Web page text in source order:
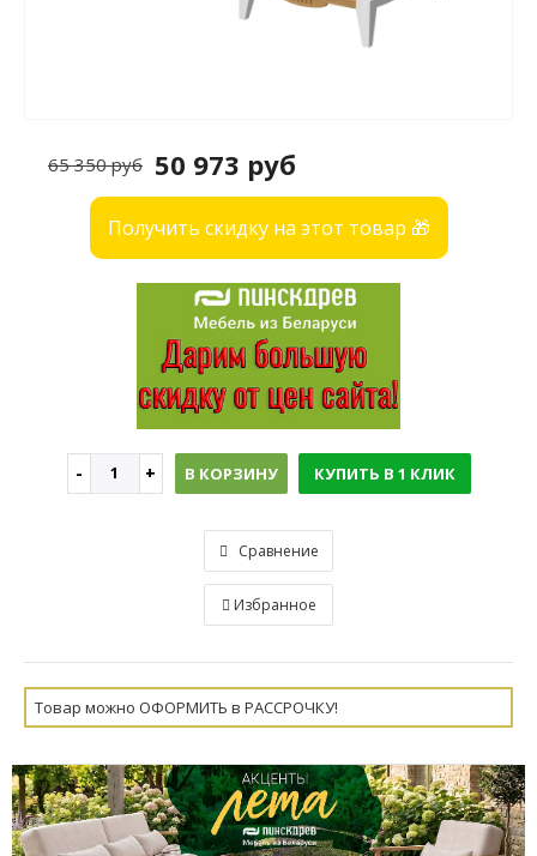
50 973 руб
65 350 руб
Получить скидку на этот товар 🎁
В КОРЗИНУ КУПИТЬ В 1 КЛИК
Сравнение
Избранное
Товар можно ОФОРМИТЬ в РАССРОЧКУ!